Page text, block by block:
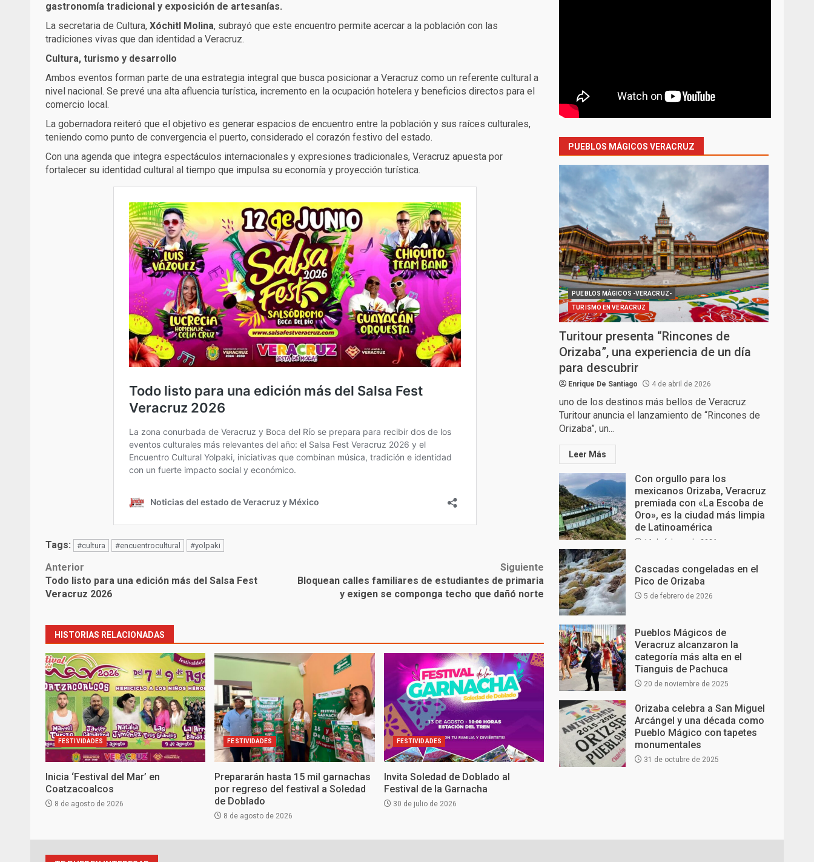
gastronomía tradicional y exposición de artesanías.
La secretaria de Cultura, Xóchitl Molina, subrayó que este encuentro permite acercar a la población con las
tradiciones vivas que dan identidad a Veracruz.
Cultura, turismo y desarrollo
Ambos eventos forman parte de una estrategia integral que busca posicionar a Veracruz como un referente cultural a
nivel nacional. Se prevé una alta afluencia turística, incremento en la ocupación hotelera y beneficios directos para el
comercio local.
La gobernadora reiteró que el objetivo es generar espacios de encuentro entre la población y sus raíces culturales,
teniendo como punto de convergencia el puerto, considerado el corazón festivo del estado.
Con una agenda que integra espectáculos internacionales y expresiones tradicionales, Veracruz apuesta por
fortalecer su identidad cultural al tiempo que impulsa su economía y proyección turística.
Tags: #cultura #encuentrocultural #yolpaki
Post
navigation
Anterior
Todo listo para una edición más del Salsa Fest
Veracruz 2026
Siguiente
Bloquean calles familiares de estudiantes de primaria
y exigen se componga techo que dañó norte
HISTORIAS RELACIONADAS
FESTIVIDADES
Inicia ‘Festival del Mar’ en
Coatzacoalcos
8 de agosto de 2026
FESTIVIDADES
Prepararán hasta 15 mil garnachas
por regreso del festival a Soledad
de Doblado
8 de agosto de 2026
FESTIVIDADES
Invita Soledad de Doblado al
Festival de la Garnacha
30 de julio de 2026
PUEBLOS MÁGICOS VERACRUZ
PUEBLOS MÁGICOS -VERACRUZ-
TURISMO EN VERACRUZ
Turitour presenta “Rincones de
Orizaba”, una experiencia de un día
para descubrir
Enrique De Santiago 4 de abril de 2026
uno de los destinos más bellos de Veracruz
Turitour anuncia el lanzamiento de “Rincones de
Orizaba”, un...
Leer Más
Con orgullo para los
mexicanos Orizaba, Veracruz
premiada con «La Escoba de
Oro», es la ciudad más limpia
de Latinoamérica
16 de febrero de 2026
Cascadas congeladas en el
Pico de Orizaba
5 de febrero de 2026
Pueblos Mágicos de
Veracruz alcanzaron la
categoría más alta en el
Tianguis de Pachuca
20 de noviembre de 2025
Orizaba celebra a San Miguel
Arcángel y una década como
Pueblo Mágico con tapetes
monumentales
31 de octubre de 2025